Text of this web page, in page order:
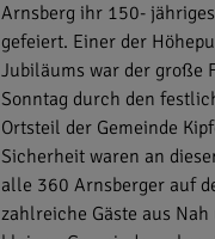
Arnsberg ihr 150-
gefeiert. Einer der
Jubiläums war der große
Sonntag durch den
Ortsteil der Gemeinde
Sicherheit waren an
alle 360 Arnsberger auf
zahlreiche Gäste aus